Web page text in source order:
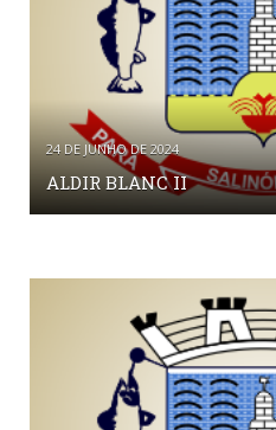
24 DE JUNHO DE 2024
ALDIR BLANC II